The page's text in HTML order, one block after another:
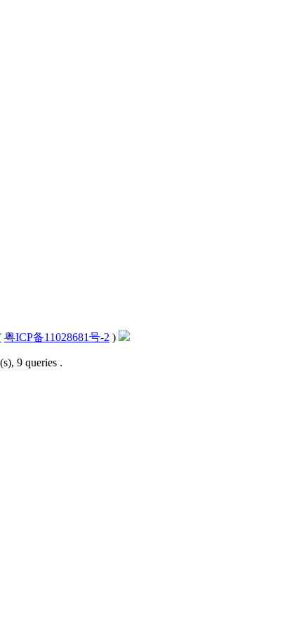
粤ICP备11028681号-2 )
9 queries .